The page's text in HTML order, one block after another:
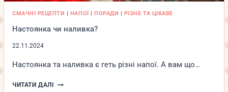
СМАЧНІ РЕЦЕПТИ | НАПОЇ |ПОРАДИ | РІЗНЕ ТА ЦІКАВЕ
Настоянка чи наливка?
22.11.2024
Настоянка та наливка є геть різні напої. А вам що…
ЧИТАТИ ДАЛІ
НАСТОЯНКА